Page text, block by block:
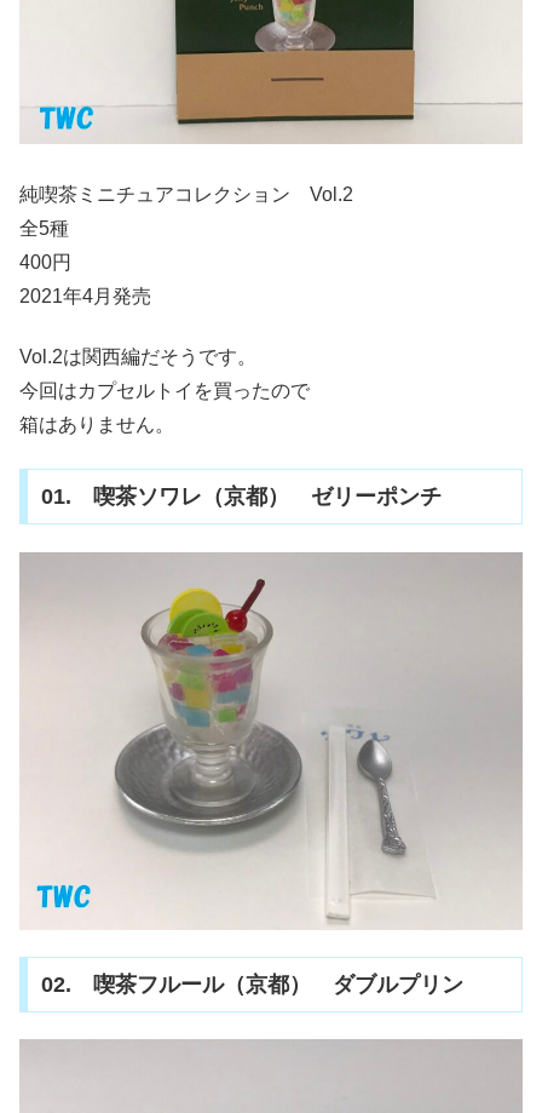
純喫茶ミニチュアコレクション Vol.2
全5種
400円
2021年4月発売
Vol.2は関西編だそうです。
今回はカプセルトイを買ったので
箱はありません。
01. 喫茶ソワレ（京都） ゼリーポンチ
02. 喫茶フルール（京都） ダブルプリン